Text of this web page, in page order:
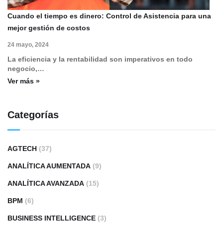
Cuando el tiempo es dinero: Control de Asistencia para una
mejor gestión de costos
24 mayo, 2024
La eficiencia y la rentabilidad son imperativos en todo
negocio,…
Ver más »
Categorías
AGTECH (37)
ANALÍTICA AUMENTADA (9)
ANALÍTICA AVANZADA (15)
BPM (6)
BUSINESS INTELLIGENCE (3)